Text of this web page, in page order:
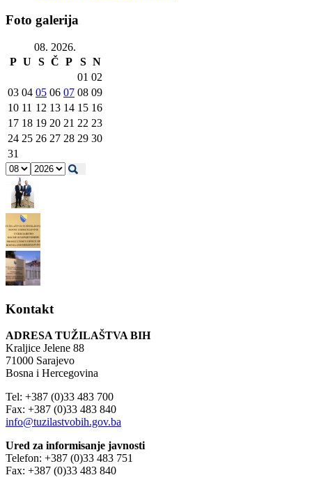
Foto galerija
08. 2026.
P U S Č P S N
01 02
03 04 05 06 07 08 09
10 11 12 13 14 15 16
17 18 19 20 21 22 23
24 25 26 27 28 29 30
31
Kontakt
ADRESA TUŽILAŠTVA BIH
Kraljice Jelene 88
71000 Sarajevo
Bosna i Hercegovina
Tel: +387 (0)33 483 700
Fax: +387 (0)33 483 840
info@tuzilastvobih.gov.ba
Ured za informisanje javnosti
Telefon: +387 (0)33 483 751
Fax: +387 (0)33 483 840